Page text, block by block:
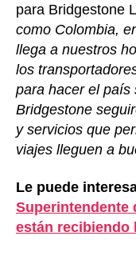
para Bridgestone
como Colombia,
llega a nuestros
los
para hacer el país
Bridgestone
y servicios que
viajes lleguen a
Le puede
Superintendente
están recibiendo